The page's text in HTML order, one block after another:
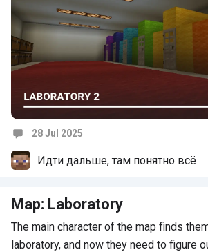
28 Jul 2025
Идти дальше, там понятно всё
Map: Laboratory
The main character of the map finds
laboratory, and now they need to figure